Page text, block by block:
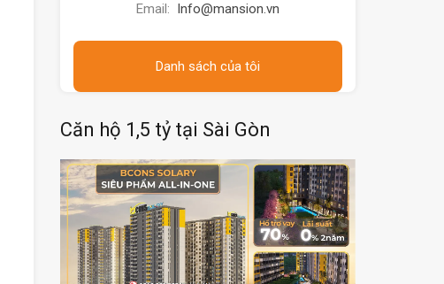
Email: Info@mansion.vn
Danh sách của tôi
Căn hộ 1,5 tỷ tại Sài Gòn